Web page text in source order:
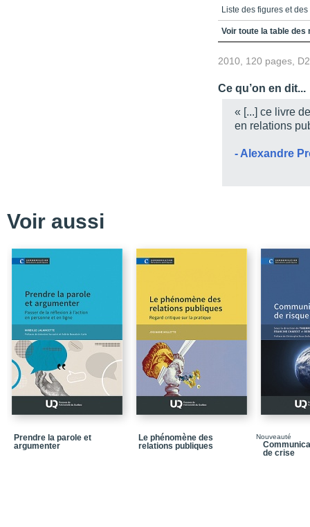
Liste des figures et
Introduction
Chapitre 3 - Une
relations publiques
Chapitre 4 - Vers un
Conclusion
Voir toute la table des
2010, 120 pages,
Ce qu’on en dit...
« [...] ce livre
en relations
- Alexandre
Voir aussi
Prendre la parole et
argumenter
Le phénomène des
relations publiques
Nouveauté
de crise